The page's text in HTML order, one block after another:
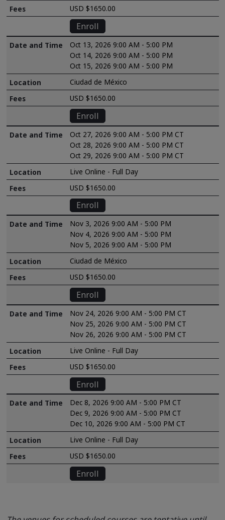
USD $1650.00
Enroll
Oct 13, 2026 9:00 AM - 5:00 PM
Oct 14, 2026 9:00 AM - 5:00 PM
Oct 15, 2026 9:00 AM - 5:00 PM
Ciudad de México
USD $1650.00
Enroll
Oct 27, 2026 9:00 AM - 5:00 PM CT
Oct 28, 2026 9:00 AM - 5:00 PM CT
Oct 29, 2026 9:00 AM - 5:00 PM CT
Live Online - Full Day
USD $1650.00
Enroll
Nov 3, 2026 9:00 AM - 5:00 PM
Nov 4, 2026 9:00 AM - 5:00 PM
Nov 5, 2026 9:00 AM - 5:00 PM
Ciudad de México
USD $1650.00
Enroll
Nov 24, 2026 9:00 AM - 5:00 PM CT
Nov 25, 2026 9:00 AM - 5:00 PM CT
Nov 26, 2026 9:00 AM - 5:00 PM CT
Live Online - Full Day
USD $1650.00
Enroll
Dec 8, 2026 9:00 AM - 5:00 PM CT
Dec 9, 2026 9:00 AM - 5:00 PM CT
Dec 10, 2026 9:00 AM - 5:00 PM CT
Live Online - Full Day
USD $1650.00
Enroll